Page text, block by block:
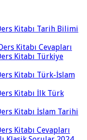
Kitabı Tarih Bilimi
Kitabı Cevapları
Kitabı Türkiye
Kitabı Türk-İslam
Kitabı İlk Türk
Kitabı İslam Tarihi
Kitabı Cevapları